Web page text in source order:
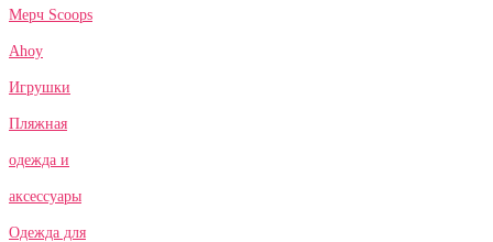
Мерч Scoops
Ahoy
Игрушки
Пляжная
одежда и
аксессуары
Одежда для